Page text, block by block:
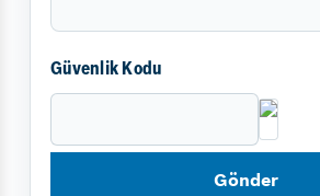
Güvenlik Kodu